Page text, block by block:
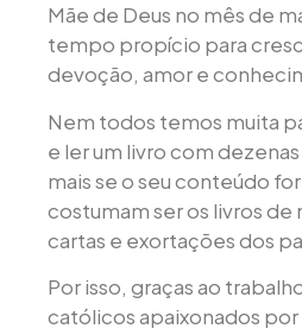
Mãe de Deus no mês de
tempo propício para
devoção, amor e
Nem todos temos muita
e ler um livro com
mais se o seu conteúdo
costumam ser os livros de
cartas e exortações dos
Por isso, graças ao
católicos apaixonados por